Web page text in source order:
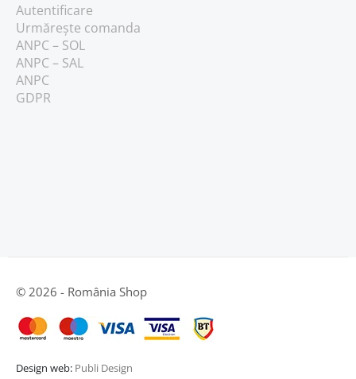
Autentificare
Urmărește comanda
ANPC – SOL
ANPC – SAL
ANPC
GDPR
© 2026 - România Shop
Design web: Publi Design